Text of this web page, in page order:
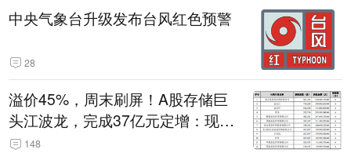
中央气象台升级发布台风红色预警
28
溢价45%，周末刷屏！A股存储巨
头江波龙，完成37亿元定增：现价
386.6元，定增价560元
148